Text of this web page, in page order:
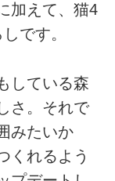
加えて、猫4
です。
している森
さ。それで
みたいか
くれるよう